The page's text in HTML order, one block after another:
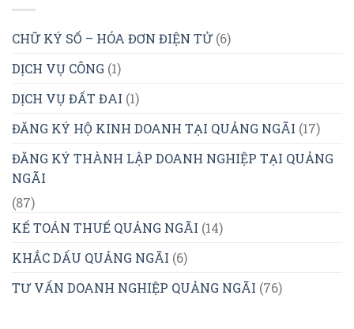
CHỮ KÝ SỐ – HÓA ĐƠN ĐIỆN TỬ(6)
DỊCH VỤ CÔNG (1)
DỊCH VỤ ĐẤT ĐAI (1)
ĐĂNG KÝ HỘ KINH DOANH TẠI QUẢNG NGÃI (17)
ĐĂNG KÝ THÀNH LẬP DOANH NGHIỆP TẠI QUẢNG
NGÃI
(87)
KẾ TOÁN THUẾ QUẢNG NGÃI (14)
KHẮC DẤU QUẢNG NGÃI (6)
TƯ VẤN DOANH NGHIỆP QUẢNG NGÃI (76)